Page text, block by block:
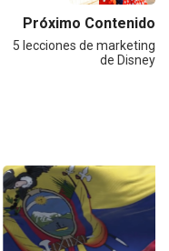
Próximo Contenido
5 lecciones de marketing
de Disney